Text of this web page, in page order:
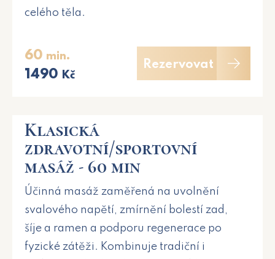
celého těla.
60 min.
1490 Kč
Rezervovat
Klasická
zdravotní/sportovní
masáž - 60 min
Účinná masáž zaměřená na uvolnění
svalového napětí, zmírnění bolestí zad,
šíje a ramen a podporu regenerace po
fyzické zátěži. Kombinuje tradiční i